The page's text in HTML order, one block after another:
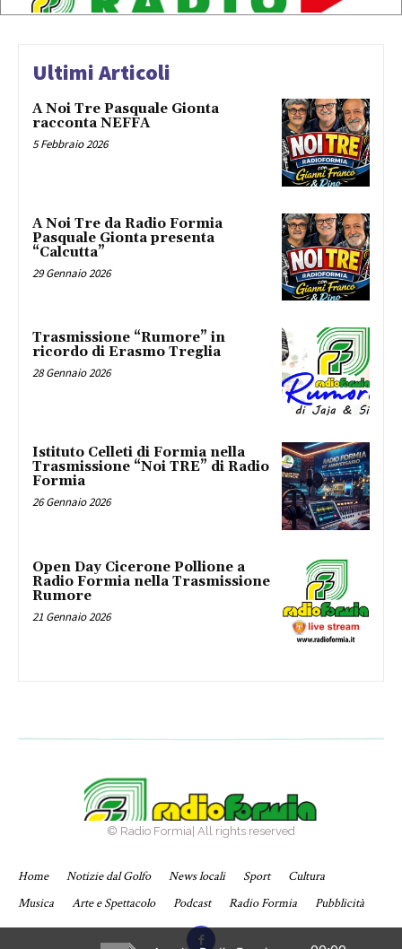
Ultimi Articoli
A Noi Tre Pasquale Gionta
racconta NEFFA
5 Febbraio 2026
A Noi Tre da Radio Formia
Pasquale Gionta presenta
“Calcutta”
29 Gennaio 2026
Trasmissione “Rumore” in
ricordo di Erasmo Treglia
28 Gennaio 2026
Istituto Celleti di Formia nella
Trasmissione “Noi TRE” di Radio
Formia
26 Gennaio 2026
Open Day Cicerone Pollione a
Radio Formia nella Trasmissione
Rumore
21 Gennaio 2026
© Radio Formia| All rights reserved
Home Notizie dal Golfo News locali Sport
Cultura
Musica
Arte e Spettacolo Podcast Radio Formia Pubblicità